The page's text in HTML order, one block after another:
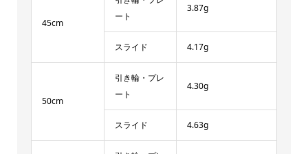
45cm
ート
3.87g
スライド 4.17g
50cm
引き輪・プレ
ート
4.30g
スライド 4.63g